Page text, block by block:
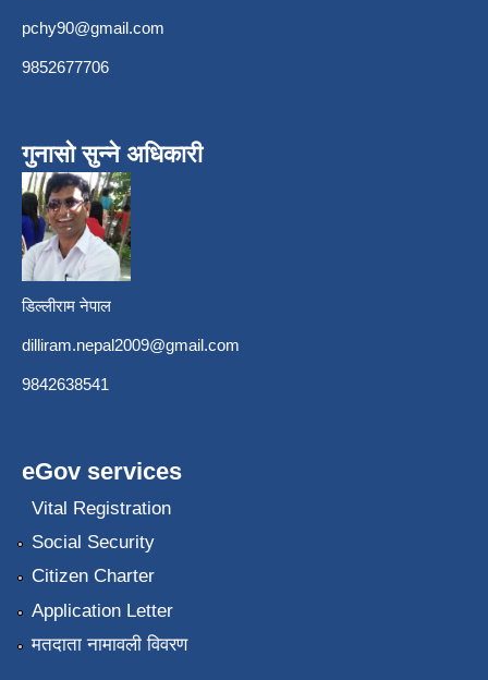
pchy90@gmail.com
9852677706
गुनासो सुन्ने अधिकारी
डिल्लीराम नेपाल
dilliram.nepal2009@gmail.com
9842638541
eGov services
Vital Registration
Social Security
Citizen Charter
Application Letter
मतदाता नामावली विवरण